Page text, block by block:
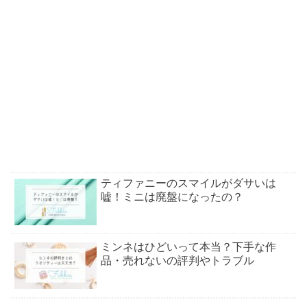
ティファニーのスマイルがダサいは
嘘！ミニは廃盤になったの？
ミンネはひどいって本当？下手な作
品・売れないの評判やトラブル